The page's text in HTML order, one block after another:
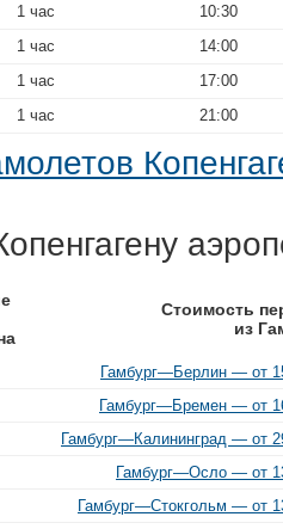
1 час
10:30
1 час
14:00
1 час
17:00
1 час 21:00
Стоимость
из
Гамбург—Берлин — от
Гамбург—Бремен — от
Гамбург—Калининград — от
Гамбург—Осло — от
Гамбург—Стокгольм — от